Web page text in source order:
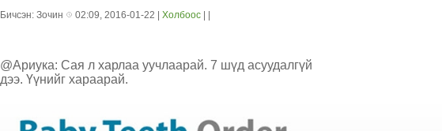
Бичсэн: Зочин 02:09, 2016-01-22 | Холбоос
@Ариука: Сая л харлаа уучлаарай. 7 шүд асуудалгүй
дээ. Үүнийг хараарай.